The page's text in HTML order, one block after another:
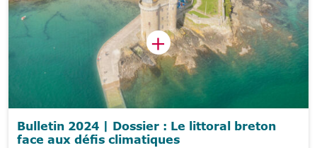
Bulletin 2024 | Dossier : Le littoral breton
face aux défis climatiques